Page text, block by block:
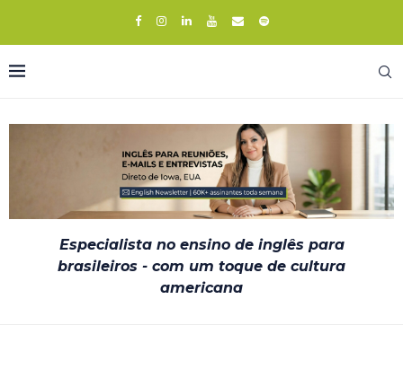
Especialista no ensino de inglês para
brasileiros - com um toque de cultura
americana